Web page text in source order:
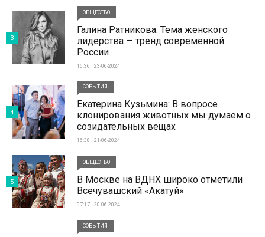
ОБЩЕСТВО
Галина Ратникова: Тема женского
лидерства — тренд современной
России
16:36 | 23-06-2024
3
СОБЫТИЯ
Екатерина Кузьмина: В вопросе
клонирования животных мы думаем о
созидательных вещах
16:38 | 21-06-2024
4
ОБЩЕСТВО
В Москве на ВДНХ широко отметили
Всечувашский «Акатуй»
07:17 | 20-06-2024
5
СОБЫТИЯ